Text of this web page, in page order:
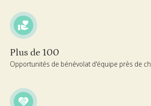
Plus de 100
Opportunités de bénévolat d'équipe près de